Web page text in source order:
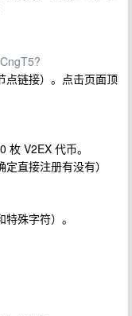
点链接）。点击页面顶
V2EX 代币。
直接注册有没有）
殊字符）。